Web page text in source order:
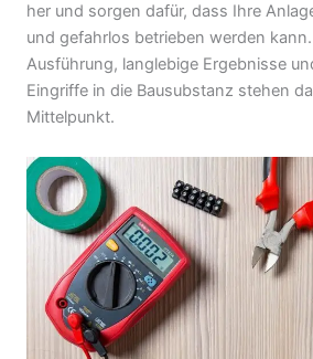
her und sorgen dafür, dass Ihre
und gefahrlos betrieben werden
Ausführung, langlebige Ergebnisse
Eingriffe in die Bausubstanz stehen
Mittelpunkt.